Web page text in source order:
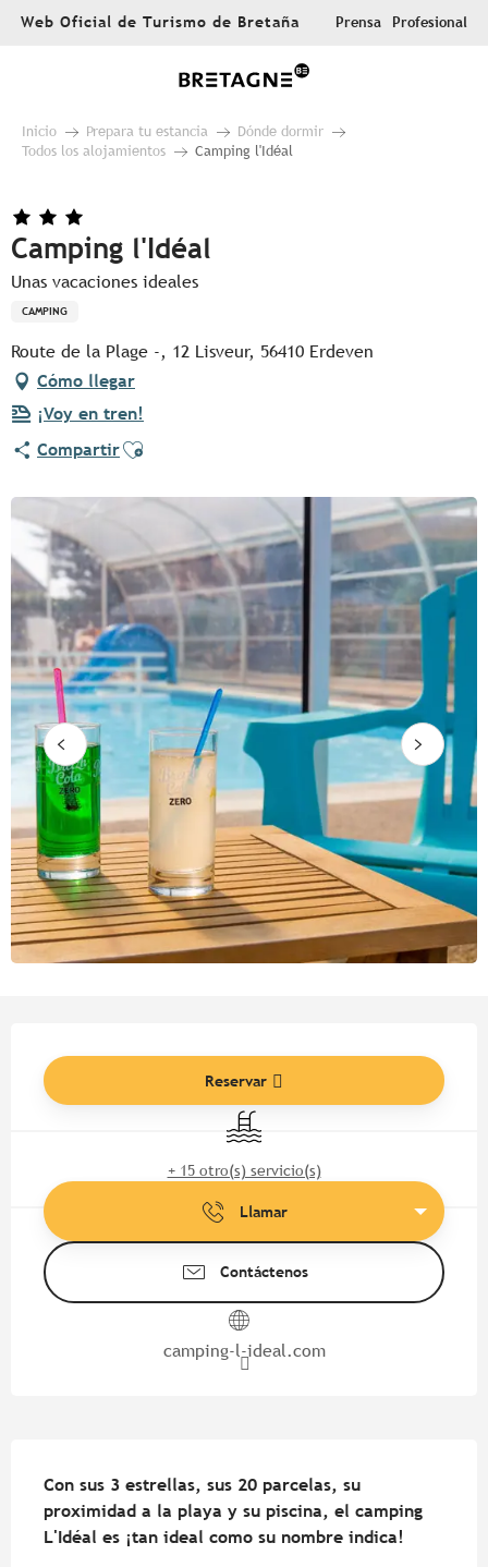
AllerWeb Oficial de Turismo de Bretaña Prensa Profesional
Inicio Prepara tu estancia
Dónde dormir
Todos los alojamientos
Camping l'Idéal
Camping l'Idéal
Unas vacaciones ideales
CAMPING
Route de la Plage -, 12 Lisveur, 56410 Erdeven
Cómo llegar
¡Voy en tren!
CompartirAjouter aux favoris
Reservar
Piscina
+ 15 otro(s) servicio(s)
Llamar
Contáctenos
camping-l-ideal.com
Con sus 3 estrellas, sus 20 parcelas, su
proximidad a la playa y su piscina, el camping
L'Idéal es ¡tan ideal como su nombre indica!